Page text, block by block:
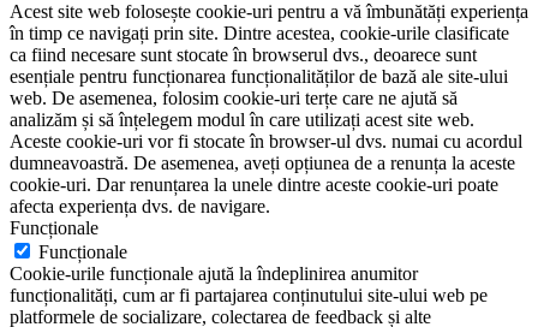
Acest site web folosește cookie-uri pentru a vă îmbunătăți experiența
în timp ce navigați prin site. Dintre acestea, cookie-urile clasificate
ca fiind necesare sunt stocate în browserul dvs., deoarece sunt
esențiale pentru funcționarea funcționalităților de bază ale site-ului
web. De asemenea, folosim cookie-uri terțe care ne ajută să
analizăm și să înțelegem modul în care utilizați acest site web.
Aceste cookie-uri vor fi stocate în browser-ul dvs. numai cu acordul
dumneavoastră. De asemenea, aveți opțiunea de a renunța la aceste
cookie-uri. Dar renunțarea la unele dintre aceste cookie-uri poate
afecta experiența dvs. de navigare.
Funcționale
Funcționale
Cookie-urile funcționale ajută la îndeplinirea anumitor
funcționalități, cum ar fi partajarea conținutului site-ului web pe
platformele de socializare, colectarea de feedback și alte